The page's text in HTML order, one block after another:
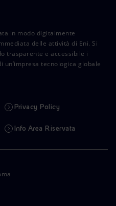
in modo digitalmente
delle attività di Eni. Si
trasparente e accessibile i
un’impresa tecnologica globale
Privacy Policy
Info Area Riservata